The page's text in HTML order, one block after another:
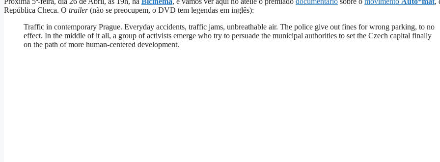
República Checa. O trailer(não se preocupem, o DVD tem legendas em inglês):
Traffic in contemporary Prague. Everyday accidents, traffic jams, unbreathable air. The police give out fines for wrong parking, to no
effect. In the middle of it all, a group of activists emerge who try to persuade the municipal authorities to set the Czech capital finally
on the path of more human-centered development.